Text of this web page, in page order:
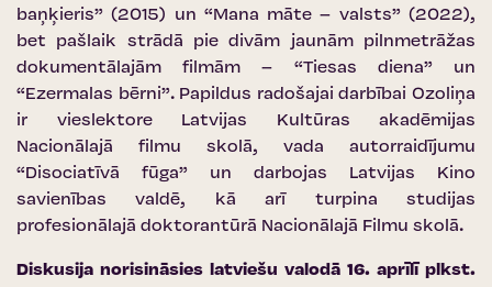
baņķieris” (2015) un “Mana māte – valsts” (2022),
bet pašlaik strādā pie divām jaunām pilnmetrāžas
dokumentālajām filmām – “Tiesas diena” un
“Ezermalas bērni”. Papildus radošajai darbībai Ozoliņa
ir vieslektore Latvijas Kultūras akadēmijas
Nacionālajā filmu skolā, vada autorraidījumu
“Disociatīvā fūga” un darbojas Latvijas Kino
savienības valdē, kā arī turpina studijas
profesionālajā doktorantūrā Nacionālajā Filmu skolā.​​​​​​
Diskusija norisināsies latviešu valodā 16. aprīlī plkst.